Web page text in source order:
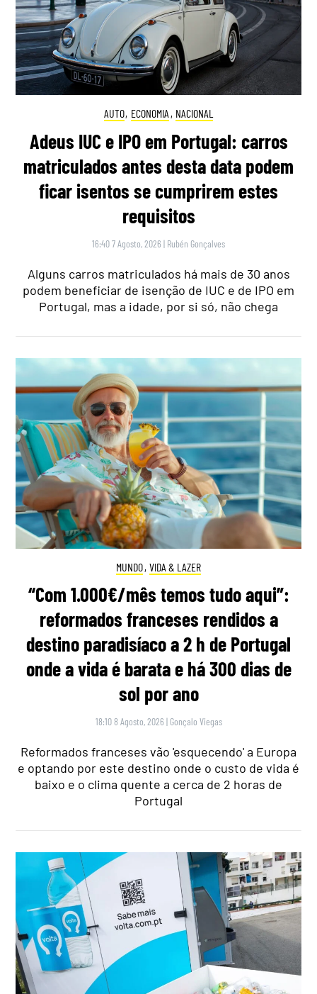
AUTO, ECONOMIA , NACIONAL
Adeus IUC e IPO em Portugal: carros
matriculados antes desta data podem
ficar isentos se cumprirem estes
requisitos
16:40 7 Agosto, 2026 | Rubén Gonçalves
Alguns carros matriculados há mais de 30 anos
podem beneficiar de isenção de IUC e de IPO em
Portugal, mas a idade, por si só, não chega
MUNDO, VIDA & LAZER
“Com 1.000€/mês temos tudo aqui”:
reformados franceses rendidos a
destino paradisíaco a 2 h de Portugal
onde a vida é barata e há 300 dias de
sol por ano
18:10 8 Agosto, 2026 | Gonçalo Viegas
Reformados franceses vão 'esquecendo' a Europa
e optando por este destino onde o custo de vida é
baixo e o clima quente a cerca de 2 horas de
Portugal